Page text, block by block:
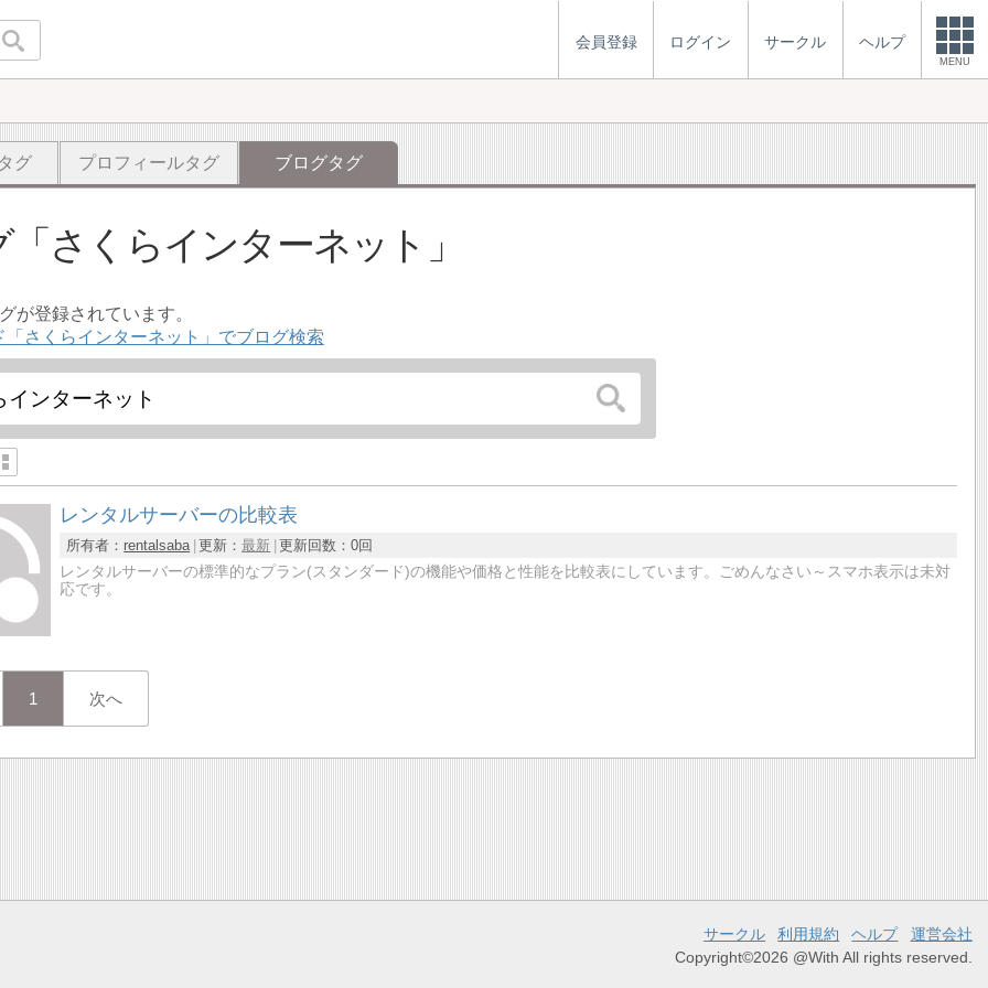
会員登録 ログイン サークル ヘルプ
MENU
グ プロフィールタグ ブログタグ
さくらインターネット
が登録されています。
「さくらインターネット」でブログ検索
レンタルサーバーの比較表
所有者： rentalsaba 更新：最新 更新回数：0回
レンタルサーバーの標準的なプラン(スタンダード)の機能や価格と性能を比較表にしています。ごめんなさい～スマホ表示は未対
応です。
1 次へ
サークル 利用規約 ヘルプ
運営会社
Copyright©2026 @With All rights reserved.